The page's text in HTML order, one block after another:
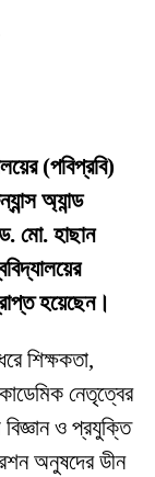
(পবিপ্রবি)
অ্যান্ড
মো. হাছান
হয়েছেন।
শিক্ষকতা,
নেতৃত্বের
বিজ্ঞান ও প্রযুক্তি
অনুষদের ডীন